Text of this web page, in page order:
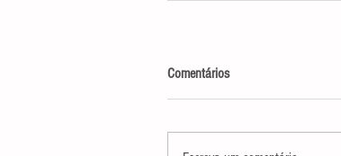
Comentários